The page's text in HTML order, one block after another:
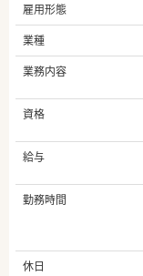
雇用形態
業種
業務内容
資格
給与
勤務時間
休日